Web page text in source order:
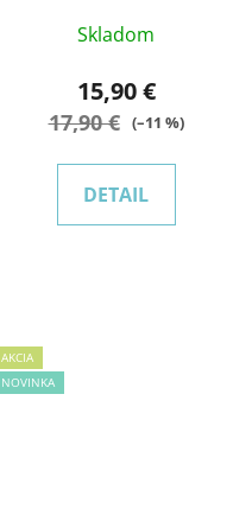
Skladom
15,90 €
17,90 € (–11 %)
DETAIL
AKCIA
NOVINKA